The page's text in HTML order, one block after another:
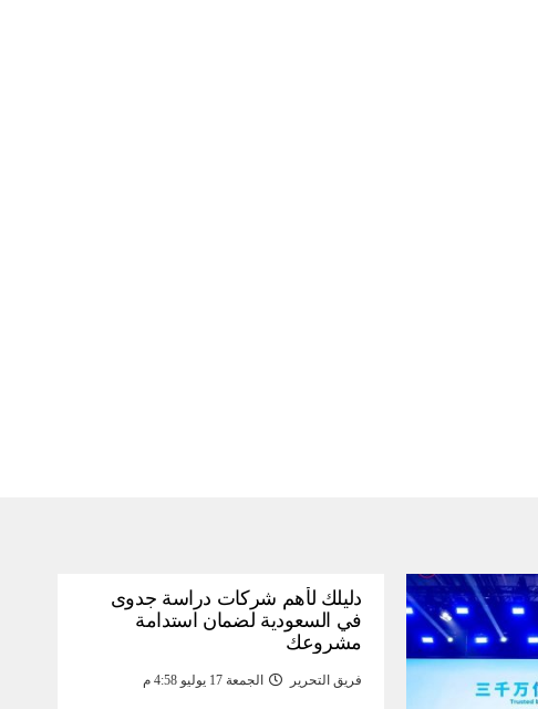
دليلك لأهم شركات دراسة جدوى
في السعودية لضمان استدامة
مشروعك
فريق التحرير الجمعة 17 يوليو 4:58 م